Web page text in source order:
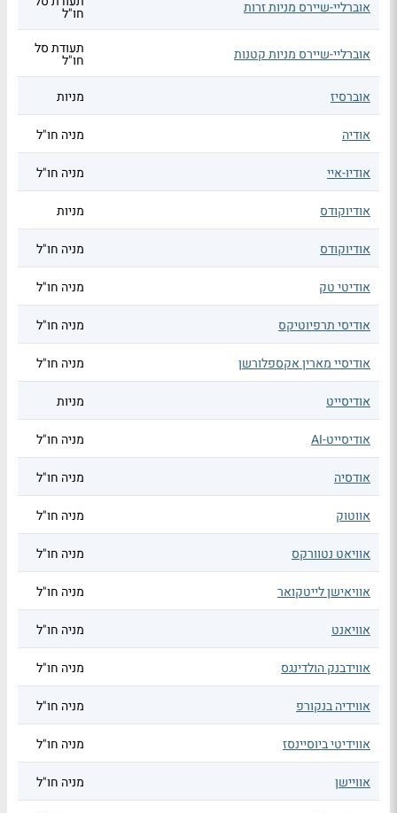
אוברליי-שיירס מניות זרות חו"ל
אוברליי-שיירס מניות קטנות תעודת סל
חו"ל
אוברסיז
מניות
אודיה מניה חו"ל
אודיו-איי מניה חו"ל
אודיוקודס מניות
אודיוקודס מניה חו"ל
אודיטי טק מניה חו"ל
אודיסי תרפיוטיקס מניה חו"ל
אודיסיי מארין אקספלורשן מניה חו"ל
אודיסייט מניות
אודיסייט-AI מניה חו"ל
אודסיה מניה חו"ל
אווטוק מניה חו"ל
אוויאט נטוורקס מניה חו"ל
אוויאישן לייטקואר מניה חו"ל
אוויאנט מניה חו"ל
אווידבנק הולדינגס מניה חו"ל
אווידיה בנקורפ מניה חו"ל
אווידיטי ביוסיינסז מניה חו"ל
אוויישן מניה חו"ל